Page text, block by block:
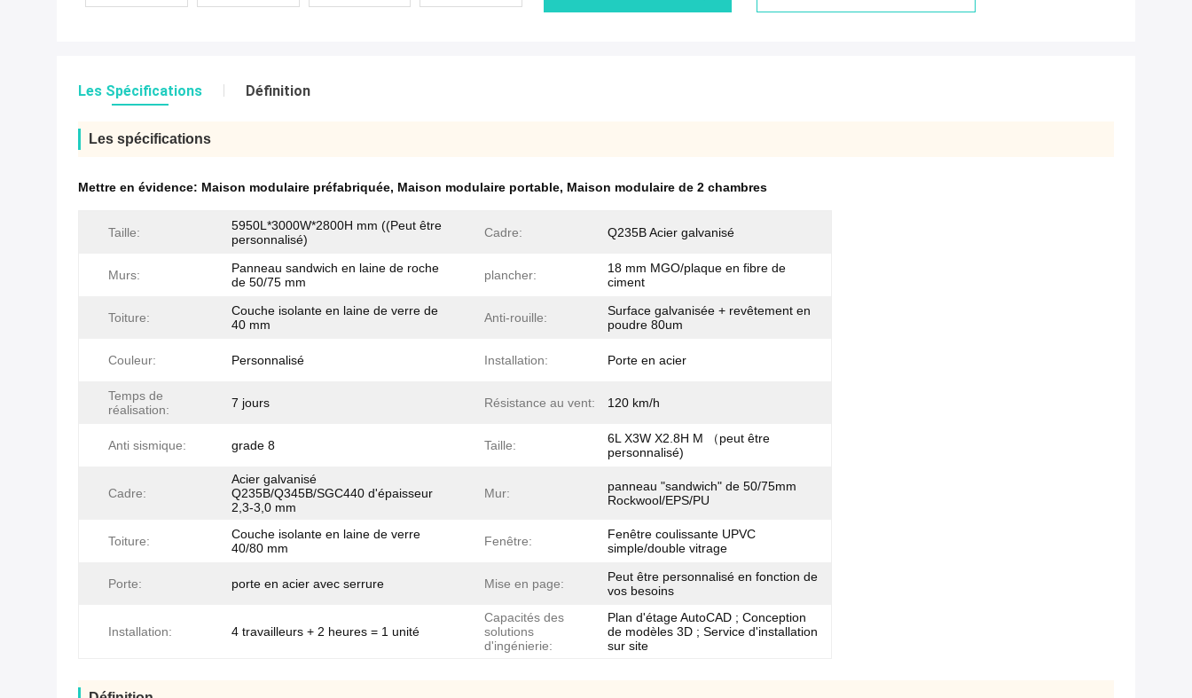
Les Spécifications Définition
Les spécifications
Mettre en évidence: Maison modulaire préfabriquée, Maison modulaire portable, Maison modulaire de 2 chambres
Taille:
5950L*3000W*2800H mm ((Peut être
personnalisé)
Cadre: Q235B Acier galvanisé
Murs:
Panneau sandwich en laine de roche
de 50/75 mm
plancher:
18 mm MGO/plaque en fibre de
ciment
Toiture:
Couche isolante en laine de verre de
40 mm
Anti-rouille:
Surface galvanisée + revêtement en
poudre 80um
Couleur: Personnalisé Installation: Porte en acier
Temps de
réalisation:
7 jours Résistance au vent: 120 km/h
Anti sismique: grade 8 Taille:
6L X3W X2.8H M （peut être
personnalisé)
Cadre:
Acier galvanisé
Q235B/Q345B/SGC440 d'épaisseur
2,3-3,0 mm
Mur:
panneau "sandwich" de 50/75mm
Rockwool/EPS/PU
Toiture:
Couche isolante en laine de verre
40/80 mm
Fenêtre:
Fenêtre coulissante UPVC
simple/double vitrage
Porte: porte en acier avec serrure Mise en page:
Peut être personnalisé en fonction de
vos besoins
Installation: 4 travailleurs + 2 heures = 1 unité
Capacités des
solutions
d'ingénierie:
Plan d'étage AutoCAD ; Conception
de modèles 3D ; Service d'installation
sur site